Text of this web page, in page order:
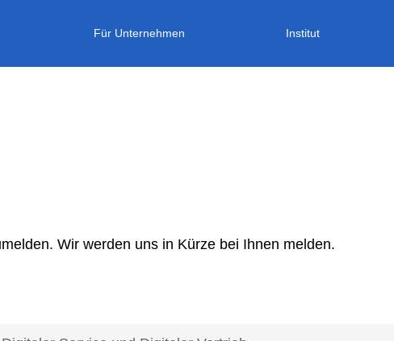
Für Unternehmen Institut
Wir werden uns in Kürze bei Ihnen melden.